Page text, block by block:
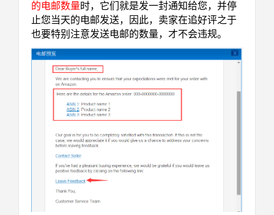
的电邮数量时，它们就是发一封通知给您，并停
止您当天的电邮发送，因此，卖家在追好评之于
也要特别注意发送电邮的数量，才不会违规。